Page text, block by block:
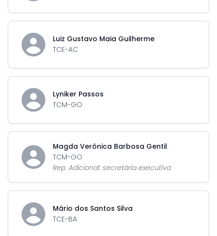
Luiz Gustavo Maia Guilherme
TCE-AC
Lyniker Passos
TCM-GO
Magda Verônica Barbosa Gentil
TCM-GO
Rep. Adicional: secretária executiva
Mário dos Santos Silva
TCE-BA